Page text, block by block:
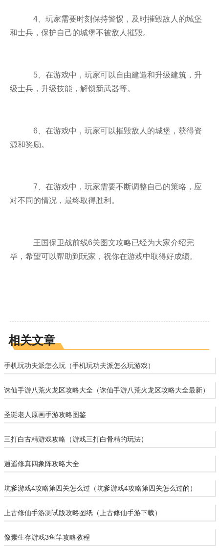
4、玩家需要时刻保持警惕，及时摧毁敌人的城堡
和士兵，保护自己的城堡不被敌人摧毁。
5、在游戏中，玩家可以自由建造和升级建筑，升
级士兵，升级技能，解锁新武器等。
6、在游戏中，玩家可以摧毁敌人的城堡，获得资
源和奖励。
7、在游戏中，玩家需要不断调整自己的策略，应
对不同的情况，最终取得胜利。
王国保卫战前线6关图文攻略已经为大家介绍完
毕，希望可以帮助到玩家，祝你在游戏中取得好成绩。
相关文章
手机玩功夫派怎么玩（手机玩功夫派怎么玩游戏）
诛仙手游八荒火龙区攻略大全（诛仙手游八荒火龙区攻略大全最新）
圣诞老人原画手游攻略图鉴
三打白古精游戏攻略（游戏三打白骨精的玩法）
逍遥修真四象阵攻略大全
坑爹游戏4攻略第四关怎么过（坑爹游戏4攻略第四关怎么过的）
上古修仙手游测试版攻略图纸（上古修仙手游下载）
像素生存游戏3鱼竿攻略教程